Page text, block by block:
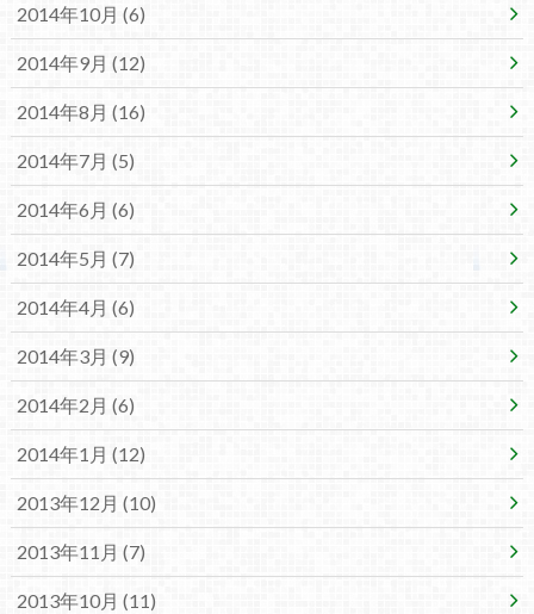
2014年10月 (6)
2014年9月 (12)
2014年8月 (16)
2014年7月 (5)
2014年6月 (6)
2014年5月 (7)
2014年4月 (6)
2014年3月 (9)
2014年2月 (6)
2014年1月 (12)
2013年12月 (10)
2013年11月 (7)
2013年10月 (11)